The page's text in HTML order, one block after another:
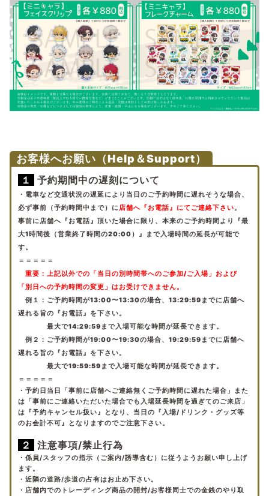
お客様へお願い（Help＆Support）
１ 予約期間中の遅刻について
・電車など交通状況の遅延により当日のご予約時間に遅れそうな場合、
必ず事前（予約時間中まで）に店舗へ『お電話』にてご連絡下さい。
事前に店舗へ『お電話』頂いた場合に限り、本来のご予約時間より『最
大1時間後（営業終了時間の20:00）』まで入場時間の延長が可能で
す。
＝＝＝＝＝
重要： 上記以外での「当日の別時間帯へのご参加/ご入場」および
「別日への予約時間の変更」はお受けできません。
例１：ご予約時間が13:00〜13:30の場合、13:29:59までに店舗へ
遅れる旨の『お電話』を下さい。
最大で14:29:59まで入場可能な時間が延長できます。
例２： ご予約時間が19:00〜19:30の場合、19:29:59までに店舗へ
遅れる旨の『お電話』を下さい。
最大で19:59:59まで入場可能な時間が延長できます。
＝＝＝＝＝
・予約日当日「事前に店舗へご連絡無くご予約時間に遅れた場合」また
は「事前にご連絡いただいた場合でも入場延長時間を過ぎてのご来店」
は『予約キャンセル扱い』となり、当日の『入場/ドリンク・グッズ等
のお会計不可』となりますのでご注意下さい。
２ 注意事項/禁止行為
・係員/スタッフの指示（ご案内/誘導含む）に従うようお願い申し上げ
ます。
・近隣の道路/歩道の占有はお止め下さい。
・店舗内でのトレーディング商品の開封/お客様同士での金銭のやり取